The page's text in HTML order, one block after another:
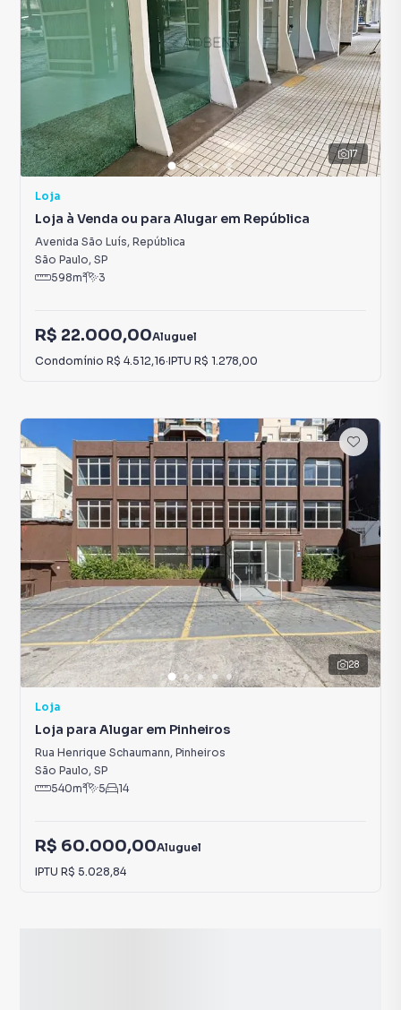
17
Loja
Loja à Venda ou para Alugar em República
Avenida São Luís, República
São Paulo, SP
598m² 3
R$ 22.000,00Aluguel
Condomínio R$ 4.512,16·IPTU R$ 1.278,00
28
Loja
Loja para Alugar em Pinheiros
Rua Henrique Schaumann, Pinheiros
São Paulo, SP
540m² 5 14
R$ 60.000,00Aluguel
IPTU R$ 5.028,84